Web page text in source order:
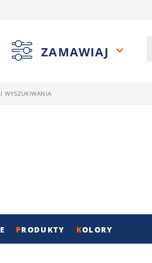
ZAMAWIAJ
WYSZUKIWANIA
PRODUKTY KOLORY